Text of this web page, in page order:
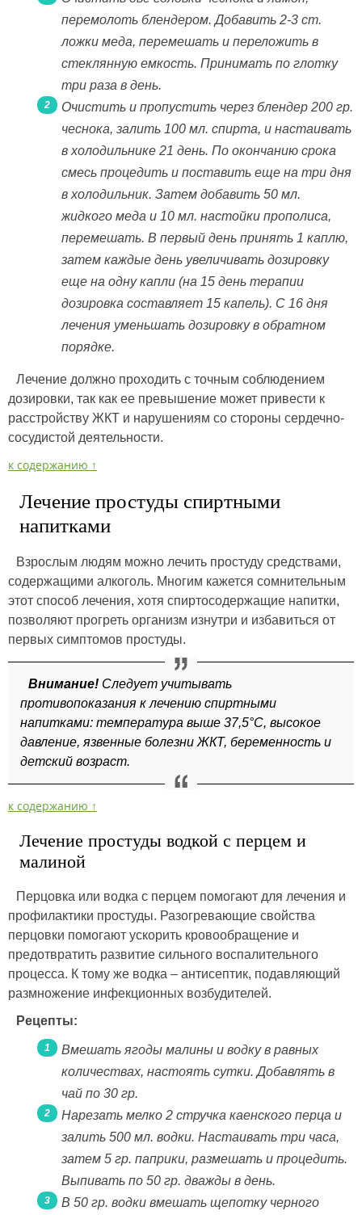
перемолоть блендером. Добавить 2-3 ст.
ложки меда, перемешать и переложить в
стеклянную емкость. Принимать по глотку
три раза в день.
Очистить и пропустить через блендер 200 гр.
чеснока, залить 100 мл. спирта, и настаивать
в холодильнике 21 день. По окончанию срока
смесь процедить и поставить еще на три дня
в холодильник. Затем добавить 50 мл.
жидкого меда и 10 мл. настойки прополиса,
перемешать. В первый день принять 1 каплю,
затем каждые день увеличивать дозировку
еще на одну капли (на 15 день терапии
дозировка составляет 15 капель). С 16 дня
лечения уменьшать дозировку в обратном
порядке.
Лечение должно проходить с точным соблюдением
дозировки, так как ее превышение может привести к
расстройству ЖКТ и нарушениям со стороны сердечно-
сосудистой деятельности.
к содержанию ↑
Лечение простуды спиртными
напитками
Взрослым людям можно лечить простуду средствами,
содержащими алкоголь. Многим кажется сомнительным
этот способ лечения, хотя спиртосодержащие напитки,
позволяют прогреть организм изнутри и избавиться от
первых симптомов простуды.
Внимание! Следует учитывать
противопоказания к лечению спиртными
напитками: температура выше 37,5°С, высокое
давление, язвенные болезни ЖКТ, беременность и
детский возраст.
к содержанию ↑
Лечение простуды водкой с перцем и
малиной
Перцовка или водка с перцем помогают для лечения и
профилактики простуды. Разогревающие свойства
перцовки помогают ускорить кровообращение и
предотвратить развитие сильного воспалительного
процесса. К тому же водка – антисептик, подавляющий
размножение инфекционных возбудителей.
Рецепты:
Вмешать ягоды малины и водку в равных
количествах, настоять сутки. Добавлять в
чай по 30 гр.
Нарезать мелко 2 стручка каенского перца и
залить 500 мл. водки. Настаивать три часа,
затем 5 гр. паприки, размешать и процедить.
Выпивать по 50 гр. дважды в день.
В 50 гр. водки вмешать щепотку черного